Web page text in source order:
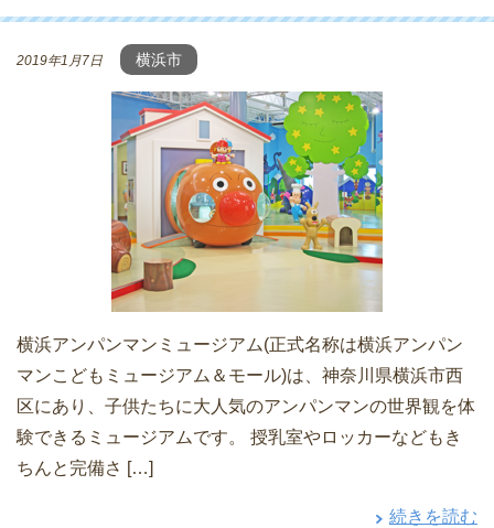
2019年1月7日 横浜市
横浜アンパンマンミュージアム(正式名称は横浜アンパン
マンこどもミュージアム＆モール)は、神奈川県横浜市西
区にあり、子供たちに大人気のアンパンマンの世界観を体
験できるミュージアムです。 授乳室やロッカーなどもき
ちんと完備さ […]
続きを読む